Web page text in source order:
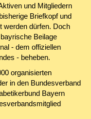
und Mitgliedern
Briefkopf und
werden dürfen. Doch
Beilage
- dem offiziellen
- beheben.
organisierten
in den Bundesverband
Bayern